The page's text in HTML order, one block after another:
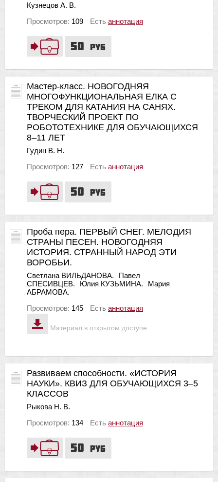
50 руб
Кузнецов А. В.
Просмотров: 109 Есть аннотация
50 руб
Мастер-класс. НОВОГОДНЯЯ
МНОГОФУНКЦИОНАЛЬНАЯ ЕЛКА С
ТРЕКОМ ДЛЯ КАТАНИЯ НА САНЯХ.
ТВОРЧЕСКИЙ ПРОЕКТ ПО
РОБОТОТЕХНИКЕ ДЛЯ ОБУЧАЮЩИХСЯ
8–11 ЛЕТ
Гудин В. Н.
Просмотров: 127 Есть аннотация
Материал в открытом доступе
Проба пера. ПЕРВЫЙ СНЕГ. МЕЛОДИЯ
СТРАНЫ ПЕСЕН. НОВОГОДНЯЯ
ИСТОРИЯ. СТРАННЫЙ НАРОД ЭТИ
ВОРОБЬИ.
Светлана ВИЛЬДАНОВА.
Павел
СПЕСИВЦЕВ.
Юлия КУЗЬМИНА.
Мария
АБРАМОВА.
Просмотров: 145 Есть аннотация
50 руб
Развиваем способности. «ИСТОРИЯ
НАУКИ». КВИЗ ДЛЯ ОБУЧАЮЩИХСЯ 3–5
КЛАССОВ
Рыкова Н. В.
Просмотров: 134 Есть аннотация